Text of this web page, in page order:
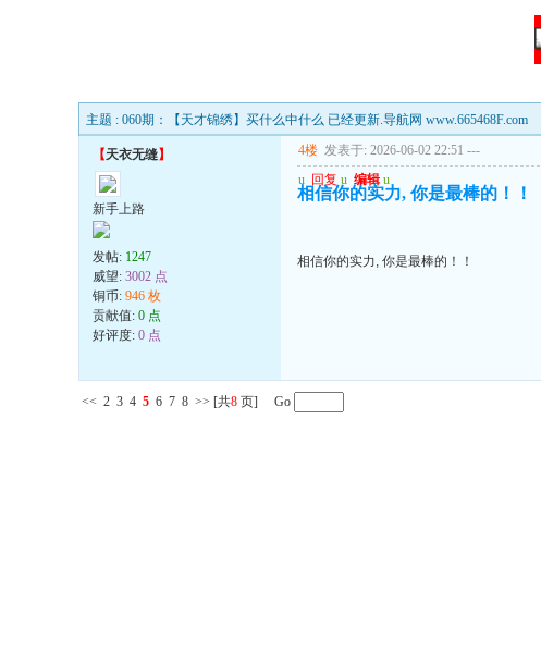
主题 : 060期：【天才锦绣】买什么中什么 已经更新.导航网 www.665468F.com
【天衣无缝】
新手上路
发帖: 1247
威望: 3002 点
铜币: 946 枚
贡献值: 0 点
好评度: 0 点
4楼 发表于: 2026-06-02 22:51 ---
u 回复 u 编辑 u
相信你的实力, 你是最棒的！！
相信你的实力, 你是最棒的！！
<< 2 3 4 5 6 7 8 >> [共8 页] Go